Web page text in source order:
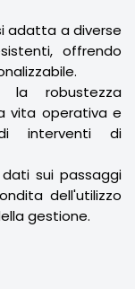
adatta a diverse
offrendo
la robustezza
vita operativa e
interventi di
sui passaggi
dell'utilizzo
gestione.